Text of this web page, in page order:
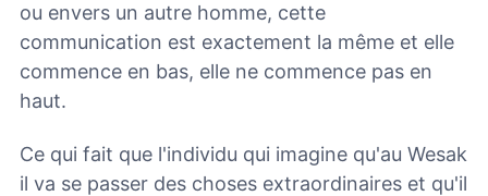
ou envers un autre homme, cette
communication est exactement la même et elle
commence en bas, elle ne commence pas en
haut.
Ce qui fait que l'individu qui imagine qu'au Wesak
il va se passer des choses extraordinaires et qu'il